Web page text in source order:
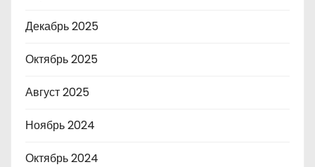
Декабрь 2025
Октябрь 2025
Август 2025
Ноябрь 2024
Октябрь 2024